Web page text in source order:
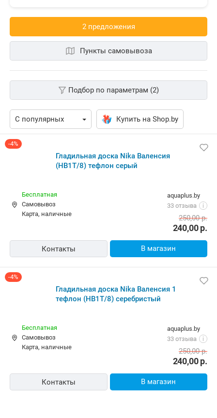
2 предложения
Пункты самовывоза
Подбор по параметрам (2)
Купить на Shop.by
-4%
Гладильная доска Nika Валенсия
(НВ1Т/8) тефлон серый
aquaplus.by
33 отзыва
i
Бесплатная
Самовывоз
карта, наличные
240,00р.
250,00р.
Контакты В магазин
-4%
Гладильная доска Nika Валенсия 1
тефлон (НВ1Т/8) серебристый
aquaplus.by
33 отзыва
i
Бесплатная
Самовывоз
карта, наличные
240,00р.
250,00р.
Контакты В магазин